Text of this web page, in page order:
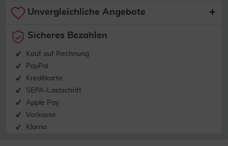
Unvergleichliche Angebote
Sicheres Bezahlen
Kauf auf Rechnung
PayPal
Kreditkarte
SEPA-Lastschrift
Apple Pay
Vorkasse
Klarna